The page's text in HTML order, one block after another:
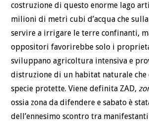
costruzione di questo enorme lago
milioni di metri cubi d’acqua che
servire a irrigare le terre confinanti,
oppositori favorirebbe solo i
sviluppano agricoltura intensiva e
distruzione di un habitat naturale che
specie protette. Viene definita ZAD,
ossia zona da difendere e sabato è
dell’ennesimo scontro tra